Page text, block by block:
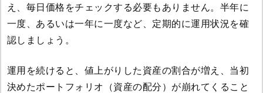
え、毎日価格をチェックする必要もありません。半年に
一度、あるいは一年に一度など、定期的に運用状況を確
認しましょう。
運用を続けると、値上がりした資産の割合が増え、当初
決めたポートフォリオ（資産の配分）が崩れてくること